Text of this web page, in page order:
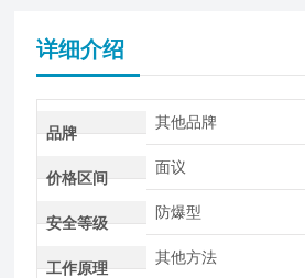
详细介绍
品牌
其他品牌
价格区间
面议
安全等级
防爆型
工作原理
其他方法